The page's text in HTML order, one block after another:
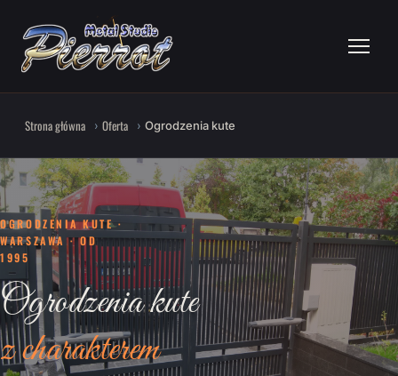
Strona główna Oferta Ogrodzenia kute
OGRODZENIA KUTE ·
WARSZAWA · OD
1995
Ogrodzenia kute
z charakterem